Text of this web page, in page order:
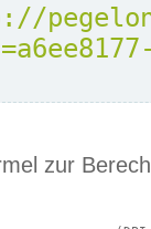
zur